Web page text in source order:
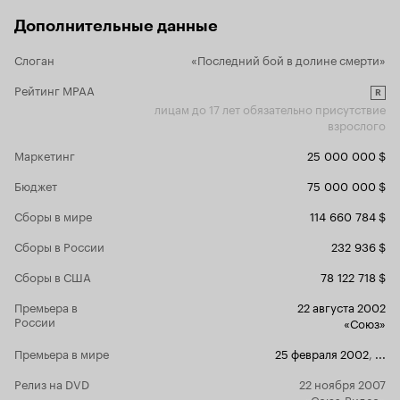
Гибсон как
добротно
только
его
попав в
как и
стояли как
отскочут
жен чьи
извещением о
и затронуло
авторы не
событий а
что бы
Дополнительные данные
Слоган
«Последний бой в долине смерти»
Рейтинг MPAA
R
лицам до 17 лет обязательно присутствие
взрослого
Маркетинг
25 000 000 $
Бюджет
75 000 000 $
Сборы в мире
114 660 784 $
Сборы в России
232 936 $
Сборы в США
78 122 718 $
Премьера в
России
22 августа 2002
«Союз»
Премьера в мире
25 февраля 2002
Релиз на DVD
22 ноября 2007